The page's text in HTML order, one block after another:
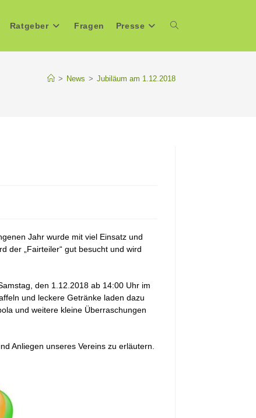
Ratgeber Fragen Presse Website-
Suche
> News > Jubiläum am 1.12.2018
Jahr wurde mit viel Einsatz und
der „Fairteiler“ gut besucht und wird
den 1.12.2018 ab 14:00 Uhr im
und leckere Getränke laden dazu
und weitere kleine Überraschungen
Anliegen unseres Vereins zu erläutern.